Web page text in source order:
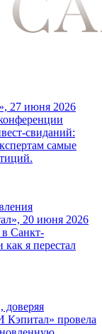
27 июня 2026
свиданий:
самые
20 июня 2026
в Санкт-
как я перестал
доверяя
провела